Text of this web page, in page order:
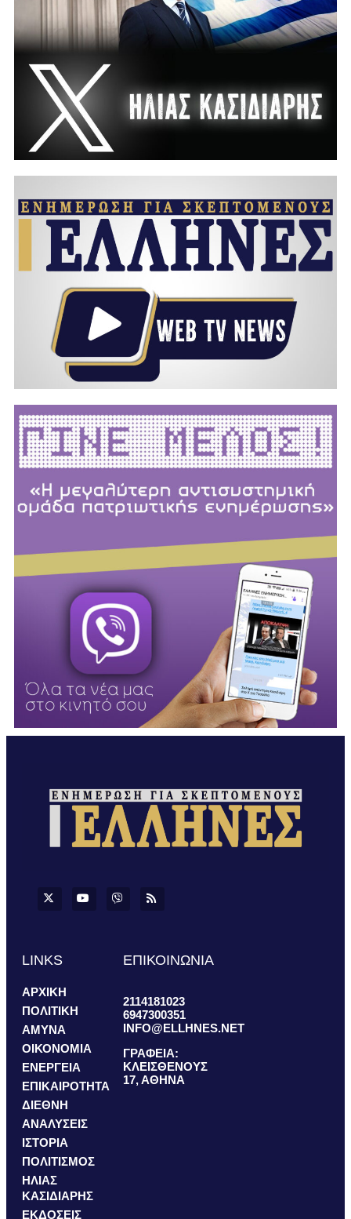
LINKS
ΑΡΧΙΚΗ
ΠΟΛΙΤΙΚΗ
ΑΜΥΝΑ
ΟΙΚΟΝΟΜΙΑ
ΕΝΕΡΓΕΙΑ
ΕΠΙΚΑΙΡΟΤΗΤΑ
ΔΙΕΘΝΗ
ΑΝΑΛΥΣΕΙΣ
ΙΣΤΟΡΙΑ
ΠΟΛΙΤΙΣΜΟΣ
ΗΛΙΑΣ
ΚΑΣΙΔΙΑΡΗΣ
ΕΚΔΟΣΕΙΣ
ΕΠΙΚΟΙΝΩΝΙΑ
2114181023
6947300351
INFO@ELLHNES.NET
ΓΡΑΦΕΙΑ:
ΚΛΕΙΣΘΕΝΟΥΣ
17, ΑΘΗΝΑ